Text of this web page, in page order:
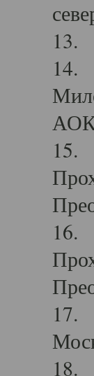
13.
14.
15.
16.
17.
18.